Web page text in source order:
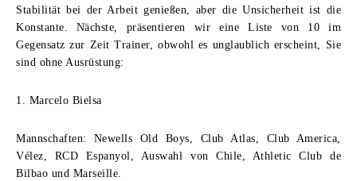
Stabilität bei der Arbeit genießen, aber die Unsicherheit ist die
Konstante. Nächste, präsentieren wir eine Liste von 10 im
Gegensatz zur Zeit Trainer, obwohl es unglaublich erscheint, Sie
sind ohne Ausrüstung:
1. Marcelo Bielsa
Mannschaften: Newells Old Boys, Club Atlas, Club America,
Vélez, RCD Espanyol, Auswahl von Chile, Athletic Club de
Bilbao und Marseille.